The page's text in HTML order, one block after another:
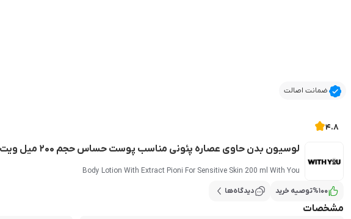
ضمانت اصالت
4.8
لوسیون بدن حاوی عصاره پئونی مناسب پوست حساس حجم 200 میل ویت یو
Body Lotion With Extract Pioni For Sensitive Skin 200 ml With You
%100 توصیه خرید دیدگاه‌ها
مشخصات